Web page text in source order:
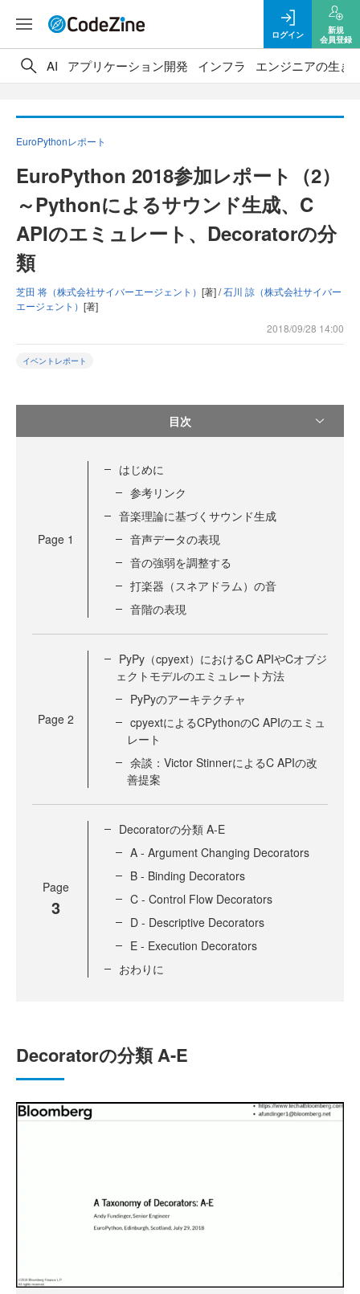
ログイン
新規
会員登録
AI アプリケーション開発 インフラ エンジニアの生き
EuroPythonレポート
EuroPython 2018参加レポート（2）
～Pythonによるサウンド生成、C
APIのエミュレート、Decoratorの分
類
芝田 将（株式会社サイバーエージェント） [著] /石川 諒（株式会社サイバー
エージェント） [著]
2018/09/28 14:00
イベントレポート
目次
Page 1
はじめに
参考リンク
音楽理論に基づくサウンド生成
音声データの表現
音の強弱を調整する
打楽器（スネアドラム）の音
音階の表現
Page 2
PyPy（cpyext）におけるC APIやCオブジ
ェクトモデルのエミュレート方法
PyPyのアーキテクチャ
cpyextによるCPythonのC APIのエミュ
レート
余談：Victor StinnerによるC APIの改
善提案
Page
3
Decoratorの分類 A-E
A - Argument Changing Decorators
B - Binding Decorators
C - Control Flow Decorators
D - Descriptive Decorators
E - Execution Decorators
おわりに
Decoratorの分類 A-E